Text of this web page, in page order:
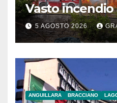
Vasto
5 AGOSTO 2026
ANGUILLARA BRACCIANO